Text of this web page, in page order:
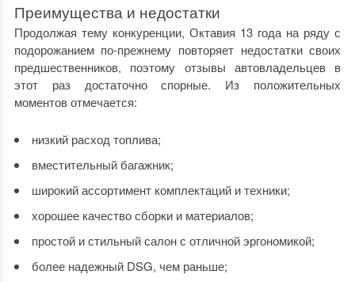
Преимущества и недостатки
Продолжая тему конкуренции, Октавия 13 года на ряду с
подорожанием по-прежнему повторяет недостатки своих
предшественников, поэтому отзывы автовладельцев в
этот раз достаточно спорные. Из положительных
моментов отмечается:
низкий расход топлива;
вместительный багажник;
широкий ассортимент комплектаций и техники;
хорошее качество сборки и материалов;
простой и стильный салон с отличной эргономикой;
более надежный DSG, чем раньше;